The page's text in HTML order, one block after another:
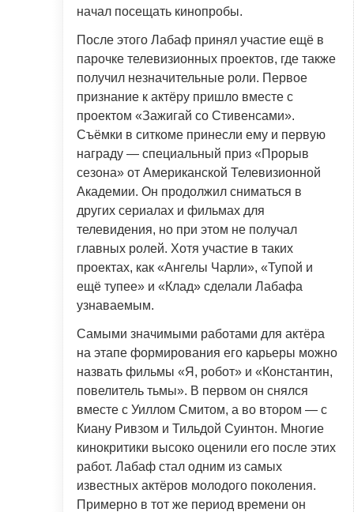
начал посещать кинопробы.
После этого Лабаф принял участие ещё в
парочке телевизионных проектов, где также
получил незначительные роли. Первое
признание к актёру пришло вместе с
проектом «Зажигай со Стивенсами».
Съёмки в ситкоме принесли ему и первую
награду — специальный приз «Прорыв
сезона» от Американской Телевизионной
Академии. Он продолжил сниматься в
других сериалах и фильмах для
телевидения, но при этом не получал
главных ролей. Хотя участие в таких
проектах, как «Ангелы Чарли», «Тупой и
ещё тупее» и «Клад» сделали Лабафа
узнаваемым.
Самыми значимыми работами для актёра
на этапе формирования его карьеры можно
назвать фильмы «Я, робот» и «Константин,
повелитель тьмы». В первом он снялся
вместе с Уиллом Смитом, а во втором — с
Киану Ривзом и Тильдой Суинтон. Многие
кинокритики высоко оценили его после этих
работ. Лабаф стал одним из самых
известных актёров молодого поколения.
Примерно в тот же период времени он